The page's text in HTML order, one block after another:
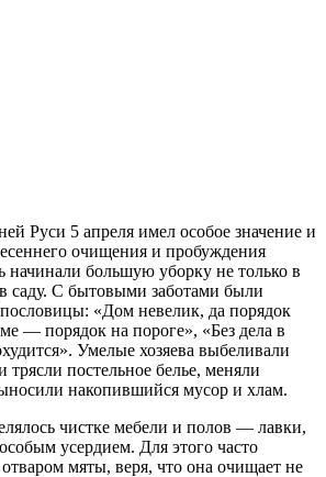
Руси 5 апреля имел особое значение и
очищения и пробуждения
начинали большую уборку не только в
саду. С бытовыми заботами были
«Дом невелик, да порядок
— порядок на пороге», «Без дела в
Умелые хозяева выбеливали
трясли постельное белье, меняли
накопившийся мусор и хлам.
чистке мебели и полов — лавки,
усердием. Для этого часто
мяты, веря, что она очищает не